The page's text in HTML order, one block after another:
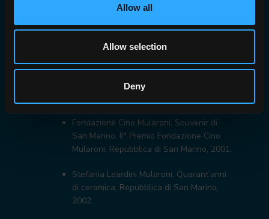
Allow all
Allow selection
Deny
Ceramica Faetano, Fatta di terra. Accenti
contemporanea, Repubblica di San
Marino, 1997.
Fondazione Cino Mularoni, Premio
Fondazione Cino Mularoni, Repubblica di
Fondazione Cino Mularoni, Souvenir di
San Marino. II° Premio Fondazione Cino
Mularoni, Repubblica di San Marino, 2001.
Stefania Leardini Mularoni, Quarant’anni
di ceramica, Repubblica di San Marino,
2002.